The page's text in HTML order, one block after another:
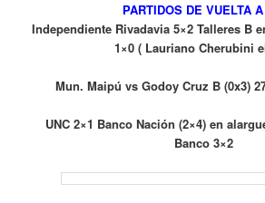
PARTIDOS DE VUELTA
Independiente Rivadavia 5×2 Talleres B
1×0 ( Lauriano Cherubini
Mun. Maipú vs Godoy Cruz B (0x3)
UNC 2×1 Banco Nación (2×4) en
Banco 3×2